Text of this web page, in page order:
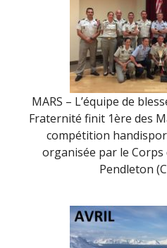
MARS – L’équipe de
Fraternité finit 1ère des
compétition
organisée par le Corps
Pendleton